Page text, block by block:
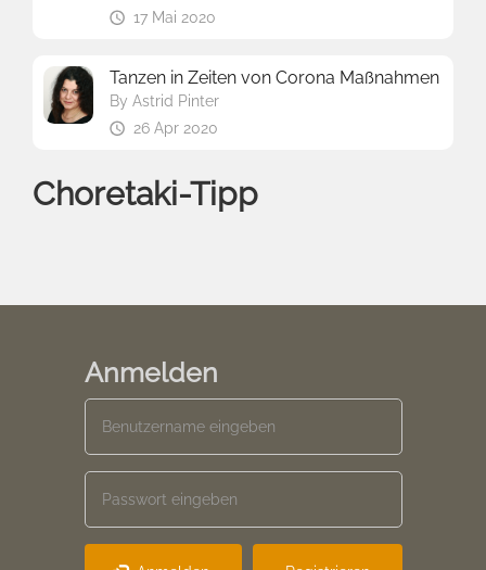
17 Mai 2020
Tanzen in Zeiten von Corona Maßnahmen
ByAstrid Pinter
26 Apr 2020
Choretaki-Tipp
Anmelden